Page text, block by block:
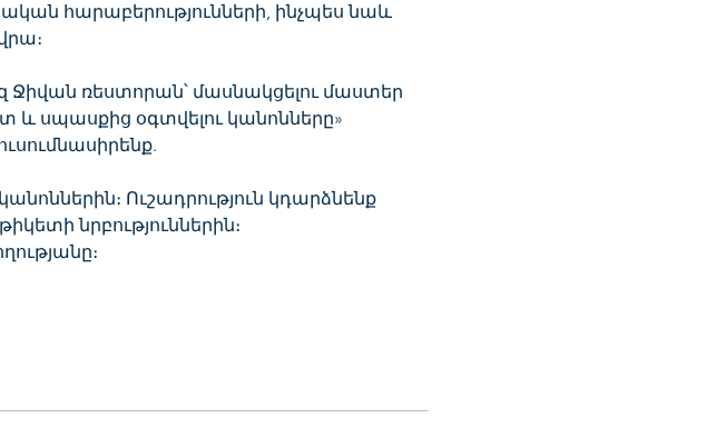
հարաբերությունների, ինչպես նաև
Ջիվան ռեստորան՝ մասնակցելու մաստեր
և սպասքից օգտվելու կանոնները»
նրբություններին։